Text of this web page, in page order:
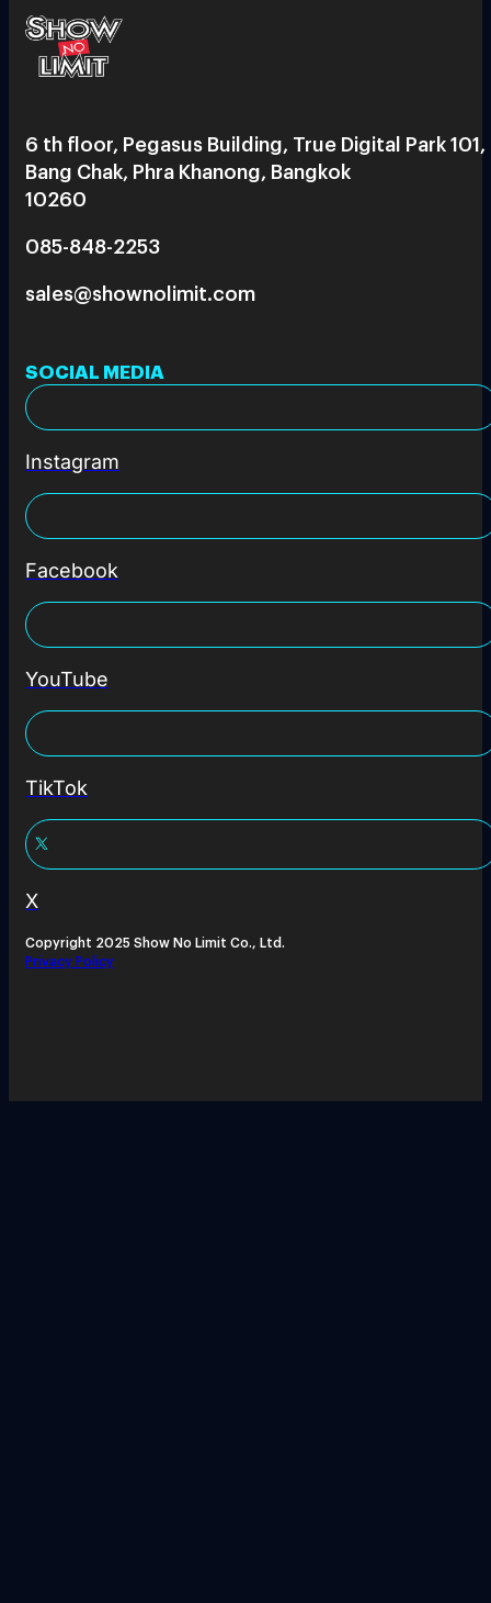
6 th floor, Pegasus Building, True Digital Park 101,
Bang Chak, Phra Khanong, Bangkok
10260
085-848-2253
sales@shownolimit.com
SOCIAL MEDIA
Instagram
Facebook
YouTube
TikTok
X
Copyright 2025 Show No Limit Co., Ltd.
Privacy Policy